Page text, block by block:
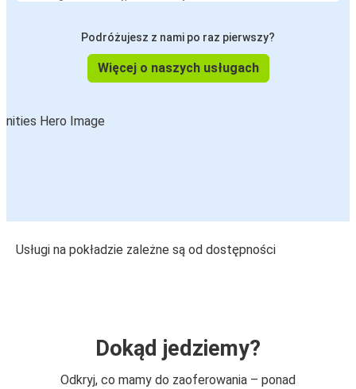
Podróżujesz z nami po raz pierwszy?
Więcej o naszych usługach
Usługi na pokładzie zależne są od dostępności
Dokąd jedziemy?
Odkryj, co mamy do zaoferowania – ponad